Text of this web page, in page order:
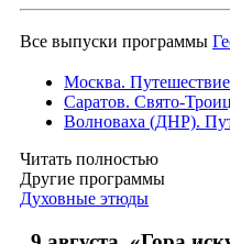
Все выпуски программы
Москва.
Саратов. Свято-
Волноваха (ДНР).
Читать полностью
Другие программы
Духовные этюды